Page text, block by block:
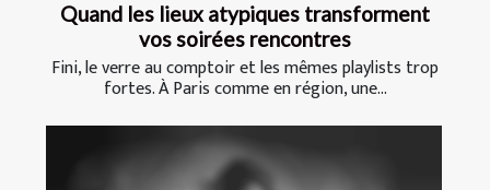
Quand les lieux atypiques transforment
vos soirées rencontres
Fini, le verre au comptoir et les mêmes playlists trop
fortes. À Paris comme en région, une...